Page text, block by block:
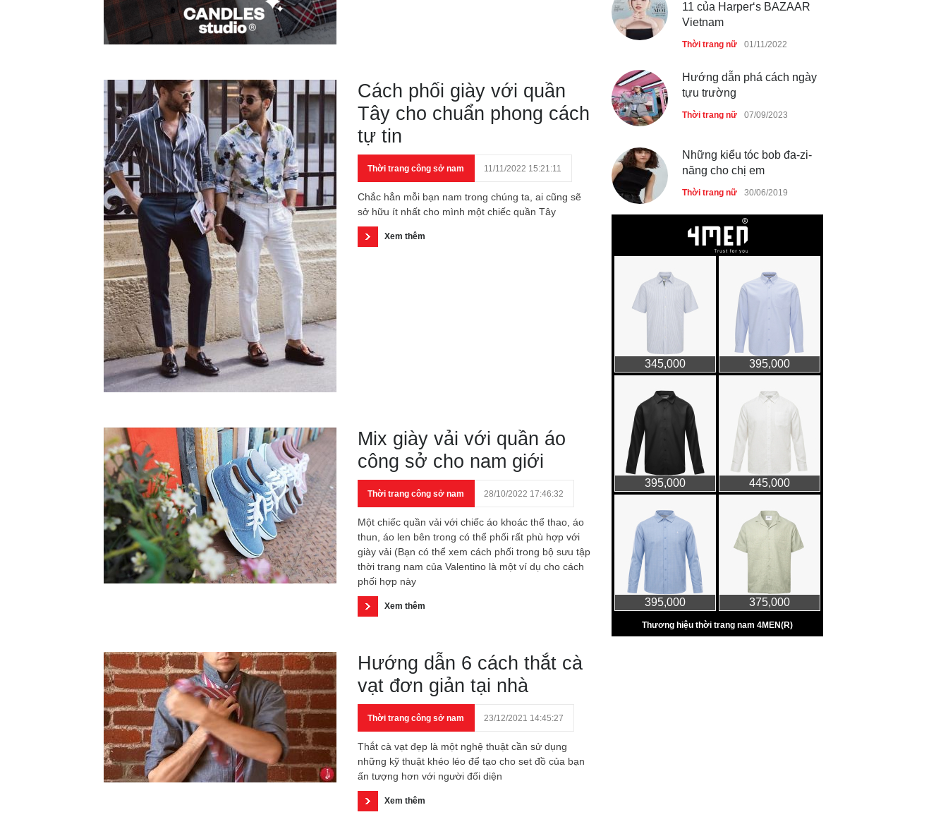
Cách phối giày với quần
Tây cho chuẩn phong cách
tự tin
Thời trang công sở nam 11/11/2022 15:21:11
Chắc hẳn mỗi bạn nam trong chúng ta, ai cũng sẽ
sở hữu ít nhất cho mình một chiếc quần Tây
Xem thêm
Mix giày vải với quần áo
công sở cho nam giới
Thời trang công sở nam 28/10/2022 17:46:32
Một chiếc quần vải với chiếc áo khoác thể thao, áo
thun, áo len bên trong có thể phối rất phù hợp với
giày vải (Bạn có thể xem cách phối trong bộ sưu tập
thời trang nam của Valentino là một ví dụ cho cách
phối hợp này
Xem thêm
Hướng dẫn 6 cách thắt cà
vạt đơn giản tại nhà
Thời trang công sở nam 23/12/2021 14:45:27
Thắt cà vạt đẹp là một nghệ thuật cần sử dụng
những kỹ thuật khéo léo để tạo cho set đồ của bạn
ấn tượng hơn với người đối diện
Xem thêm
của diễn viên Khánh Huyền
Phong cách thời trang của
Lim Ji Yeon dạo gần đây
Chiếc áo dài cưới của Hoa
Thời trang nữ 21/10/2025
GAP Hoodie biểu tượng
sáng tạo mới của giới trẻ
Thời trang nữ 21/10/2025
11 của Harper‘s BAZAAR
Vietnam
Thời trang nữ 01/11/2022
Hướng dẫn phá cách ngày
tựu trường
Thời trang nữ 07/09/2023
Những kiểu tóc bob đa-zi-
năng cho chị em
Thời trang nữ 30/06/2019